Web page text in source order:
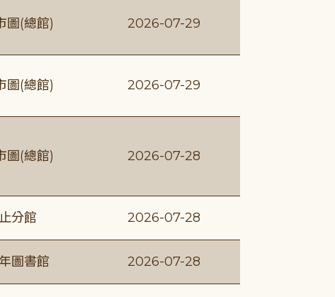
圖(總館) 2026-07-29
圖(總館) 2026-07-29
圖(總館) 2026-07-28
分館 2026-07-28
圖書館 2026-07-28